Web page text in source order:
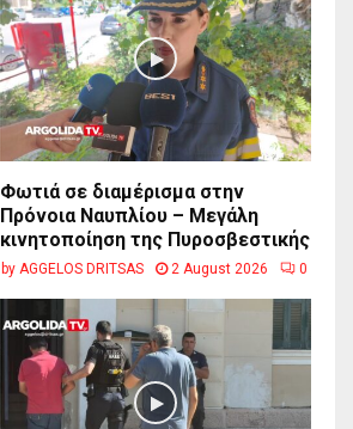
Φωτιά σε διαμέρισμα στην
Πρόνοια Ναυπλίου – Μεγάλη
κινητοποίηση της Πυροσβεστικής
by AGGELOS DRITSAS 2 August 2026 0